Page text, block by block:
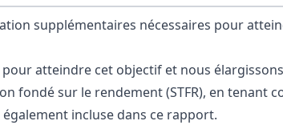
supplémentaires nécessaires pour
atteindre cet objectif et nous
fondé sur le rendement (STFR), en tenant
incluse dans ce rapport.